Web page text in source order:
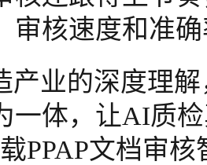
审核速度和准
产业的深度理
一体，让AI质
PPAP文档审